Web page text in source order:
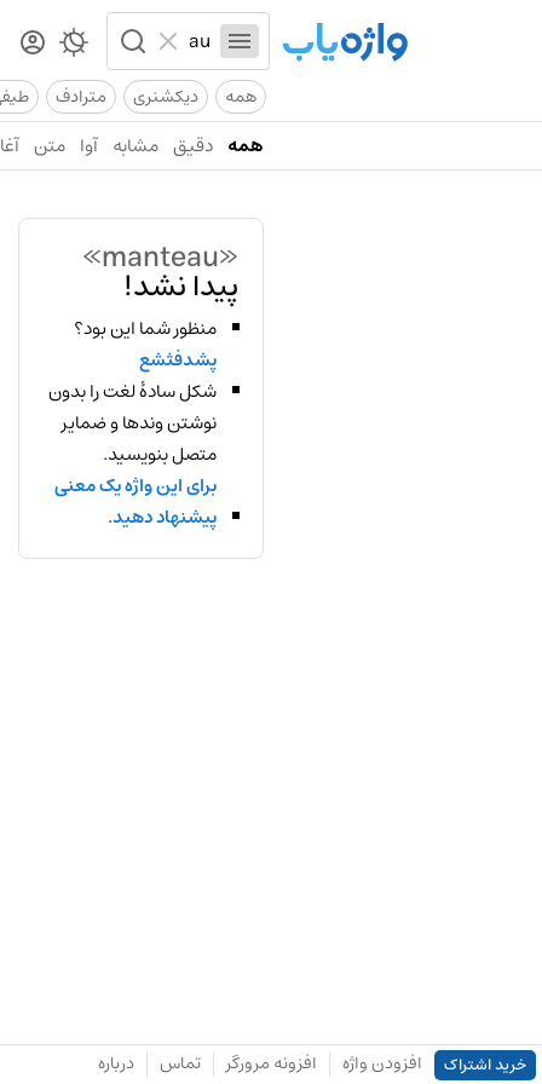
همه دیکشنری مترادف
همه دقیق مشابه آوا متن
«manteau»
پیدا نشد!
منظور شما این بود؟
پشدفثشع
شکل سادهٔ لغت را بدون
نوشتن وندها و ضمایر
متصل بنویسید.
برای این واژه یک معنی
پیشنهاد دهید.
خرید اشتراک افزودن واژه افزونه مرورگر تماس درباره